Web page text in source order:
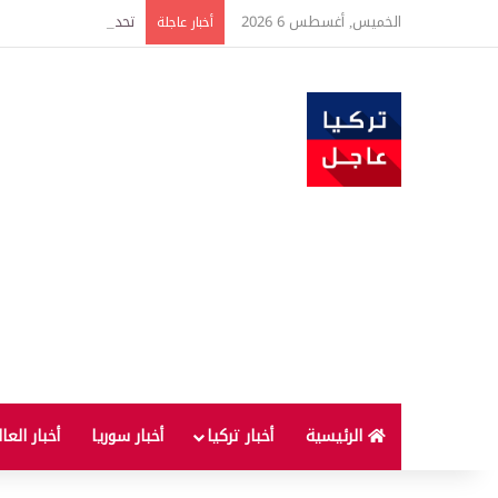
الخميس, أغسطس 6 2026 أخبار عاجلة
الرئيسية أخبار تركيا أخبار سوريا أخبار